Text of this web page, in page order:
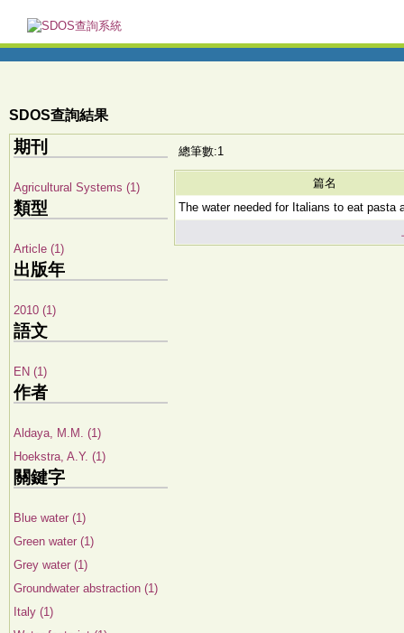
SDOS查詢結果
期刊
Agricultural Systems (1)
類型
Article (1)
出版年
2010 (1)
語文
EN (1)
作者
Aldaya, M.M. (1)
Hoekstra, A.Y. (1)
關鍵字
Blue water (1)
Green water (1)
Grey water (1)
Groundwater abstraction (1)
Italy (1)
總筆數:1
篇名
The water needed for Italians to eat pasta